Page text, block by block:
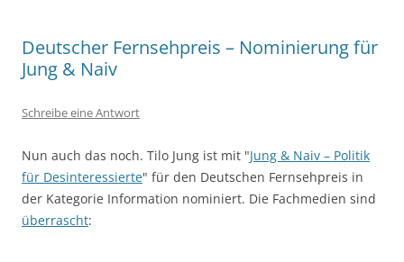
Deutscher Fernsehpreis – Nominierung für
Jung & Naiv
Schreibe eine Antwort
Nun auch das noch. Tilo Jung ist mit "Jung & Naiv – Politik
für Desinteressierte" für den Deutschen Fernsehpreis in
der Kategorie Information nominiert. Die Fachmedien sind
überrascht: